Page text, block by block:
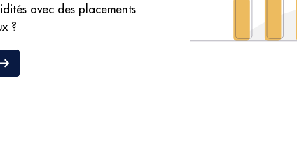
avec des placements
?